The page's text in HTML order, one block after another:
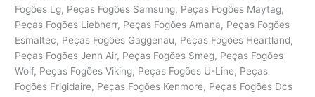
Fogões Lg, Peças Fogões Samsung, Peças Fogões Maytag,
Peças Fogões Liebherr, Peças Fogões Amana, Peças Fogões
Esmaltec, Peças Fogões Gaggenau, Peças Fogões Heartland,
Peças Fogões Jenn Air, Peças Fogões Smeg, Peças Fogões
Wolf, Peças Fogões Viking, Peças Fogões U-Line, Peças
Fogões Frigidaire, Peças Fogões Kenmore, Peças Fogões Dcs